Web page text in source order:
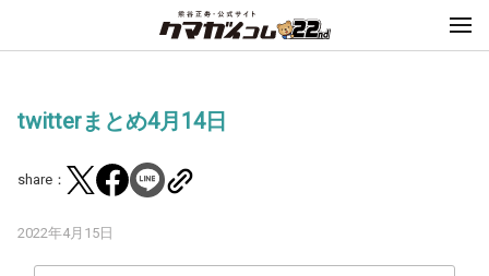
twitterまとめ4月14日
share：
2022年4月15日